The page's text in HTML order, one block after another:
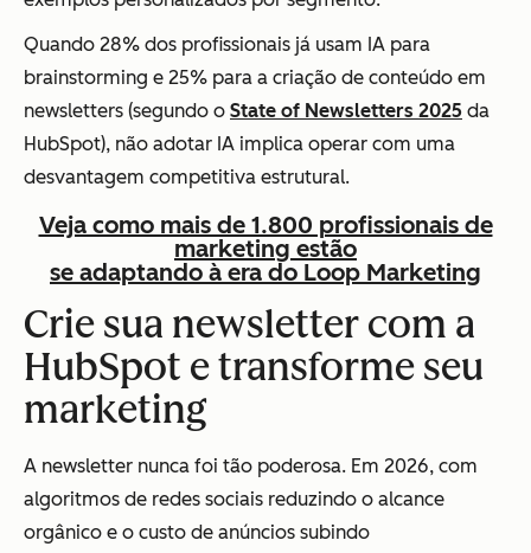
Quando 28% dos profissionais já usam IA para
brainstorming e 25% para a criação de conteúdo em
newsletters (segundo o State of Newsletters 2025 da
HubSpot), não adotar IA implica operar com uma
desvantagem competitiva estrutural.
Veja como mais de 1.800 profissionais de
marketing estão
se adaptando à era do Loop Marketing
Crie sua newsletter com a
HubSpot e transforme seu
marketing
A newsletter nunca foi tão poderosa. Em 2026, com
algoritmos de redes sociais reduzindo o alcance
orgânico e o custo de anúncios subindo